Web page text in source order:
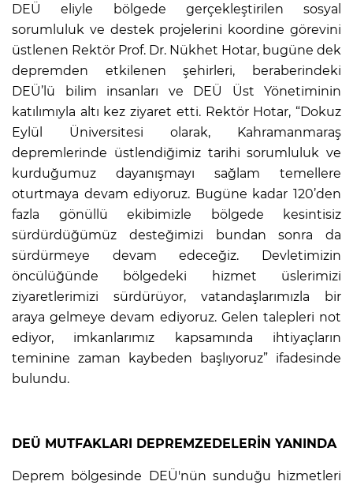
DEÜ eliyle bölgede gerçekleştirilen sosyal
sorumluluk ve destek projelerini koordine görevini
üstlenen Rektör Prof. Dr. Nükhet Hotar, bugüne dek
depremden etkilenen şehirleri, beraberindeki
DEÜ’lü bilim insanları ve DEÜ Üst Yönetiminin
katılımıyla altı kez ziyaret etti. Rektör Hotar, “Dokuz
Eylül Üniversitesi olarak, Kahramanmaraş
depremlerinde üstlendiğimiz tarihi sorumluluk ve
kurduğumuz dayanışmayı sağlam temellere
oturtmaya devam ediyoruz. Bugüne kadar 120’den
fazla gönüllü ekibimizle bölgede kesintisiz
sürdürdüğümüz desteğimizi bundan sonra da
sürdürmeye devam edeceğiz. Devletimizin
öncülüğünde bölgedeki hizmet üslerimizi
ziyaretlerimizi sürdürüyor, vatandaşlarımızla bir
araya gelmeye devam ediyoruz. Gelen talepleri not
ediyor, imkanlarımız kapsamında ihtiyaçların
teminine zaman kaybeden başlıyoruz” ifadesinde
bulundu.
DEÜ MUTFAKLARI DEPREMZEDELERİN YANINDA
Deprem bölgesinde DEÜ'nün sunduğu hizmetleri